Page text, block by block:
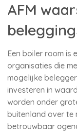
AFM
Een boiler room is
organisaties die
mogelijke
investeren in
worden onder
buitenland over te
betrouwbaar